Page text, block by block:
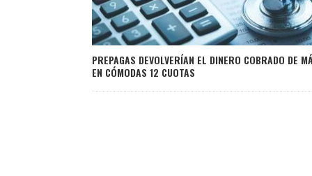
PREPAGAS DEVOLVERÍAN EL DINERO COBRADO DE
EN CÓMODAS 12 CUOTAS